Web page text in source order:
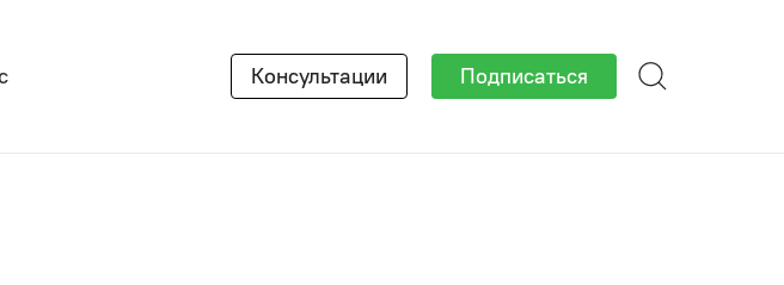
Консультации Подписаться